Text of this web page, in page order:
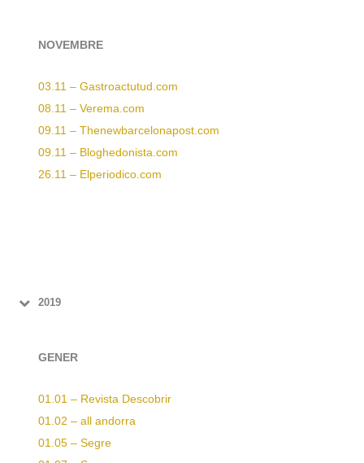
NOVEMBRE
03.11 – Gastroactutud.com
08.11 – Verema.com
09.11 – Thenewbarcelonapost.com
09.11 – Bloghedonista.com
26.11 – Elperiodico.com
2019
GENER
01.01 – Revista Descobrir
01.02 – all andorra
01.05 – Segre